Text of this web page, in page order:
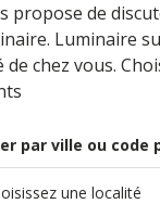
propose de
Luminaire
de chez vous.
par ville ou code
une localité